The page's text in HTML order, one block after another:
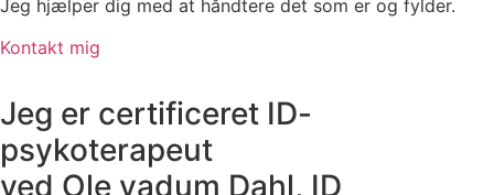
Jeg hjælper dig med at håndtere det som er og fylder.
Kontakt mig
Jeg er certificeret ID-
psykoterapeut
ved Ole vadum Dahl, ID